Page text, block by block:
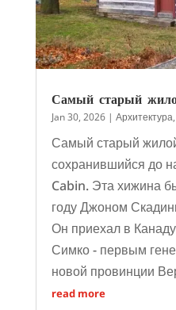
Самый старый
Jan 30, 2026| Архитектура,
Самый старый
сохранившийся до
Cabin. Эта хижина
году Джоном
Он приехал в
Симко - первым
новой провинции
read more